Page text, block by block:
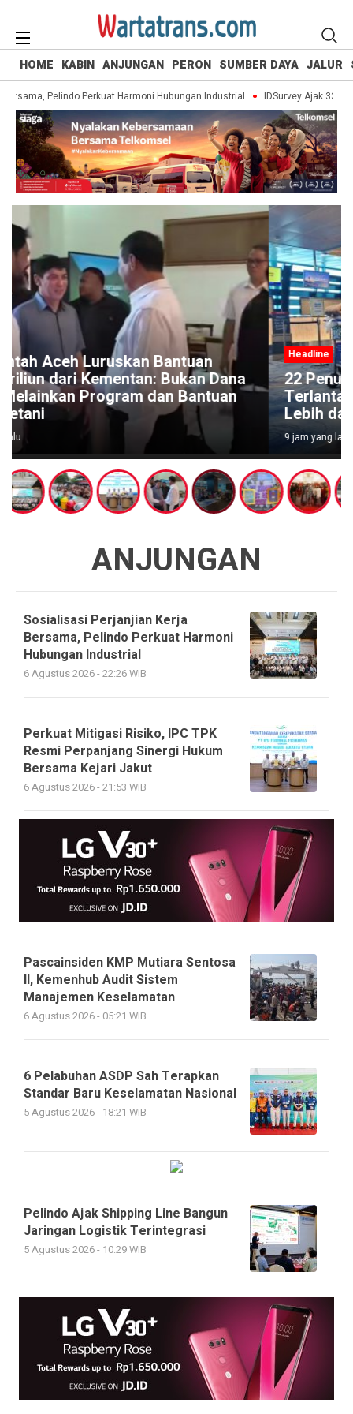
HOME KABIN ANJUNGAN PERON SUMBER DAYA JALUR
Pelindo Perkuat Harmoni Hubungan Industrial IDSurvey Ajak 330
Headline
22 Penumpang Scoot Tujuan Padang
Terlantar di Bandara Changi, Klaim Rugi
Lebih dari Rp110 Juta
ANJUNGAN
Sosialisasi Perjanjian Kerja
Bersama, Pelindo Perkuat Harmoni
Hubungan Industrial
6 Agustus 2026 - 22:26 WIB
Perkuat Mitigasi Risiko, IPC TPK
Resmi Perpanjang Sinergi Hukum
Bersama Kejari Jakut
6 Agustus 2026 - 21:53 WIB
Pascainsiden KMP Mutiara Sentosa
II, Kemenhub Audit Sistem
Manajemen Keselamatan
6 Agustus 2026 - 05:21 WIB
6 Pelabuhan ASDP Sah Terapkan
Standar Baru Keselamatan Nasional
5 Agustus 2026 - 18:21 WIB
Pelindo Ajak Shipping Line Bangun
Jaringan Logistik Terintegrasi
5 Agustus 2026 - 10:29 WIB